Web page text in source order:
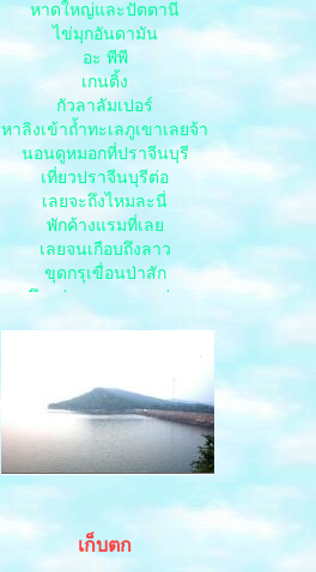
หาดใหญ่และปัตตานี
ไข่มุกอันดามัน
อะ พีพี
เกนติ้ง
กัวลาลัมเปอร์
หาลิงเข้าถ้ำทะเลภูเขาเลยจ้า
นอนดูหมอกที่ปราจีนบุรี
เที่ยวปราจีนบุรีต่อ
เลยจะถึงไหมละนี่
พักค้างแรมที่เล
เลยจนเกือบถึงลาว
ขุดกรุเขื่อนป่าสัก
บึงแก่นนคร ขอนแก่น
พระธาตุขามแก่น
ลาว เวียงจันทร์
ลาว2
ปิดทริปเที่ยวลาว
ล่องเรือเจ้าพระยา
รถไฟลอยฟ้า ฟ้า ไท
ทะเลน้ำจืดหาดวังโกขอนแก่น
บ้านปราสาทโคราช
เก็บตก